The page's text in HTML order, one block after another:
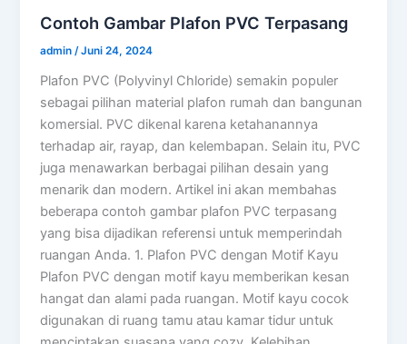
Contoh Gambar Plafon PVC Terpasang
admin/Juni 24, 2024
Plafon PVC (Polyvinyl Chloride) semakin populer
sebagai pilihan material plafon rumah dan bangunan
komersial. PVC dikenal karena ketahanannya
terhadap air, rayap, dan kelembapan. Selain itu, PVC
juga menawarkan berbagai pilihan desain yang
menarik dan modern. Artikel ini akan membahas
beberapa contoh gambar plafon PVC terpasang
yang bisa dijadikan referensi untuk memperindah
ruangan Anda. 1. Plafon PVC dengan Motif Kayu
Plafon PVC dengan motif kayu memberikan kesan
hangat dan alami pada ruangan. Motif kayu cocok
digunakan di ruang tamu atau kamar tidur untuk